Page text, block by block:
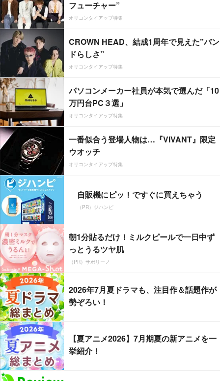
フューチャー”
オリコンタイアップ特集
CROWN HEAD、結成1周年で見えた”バン
ドらしさ”
オリコンタイアップ特集
パソコンメーカー社員が本気で選んだ「10
万円台PC３選」
オリコンタイアップ特集
一番似合う登場人物は…『VIVANT』限定
ウオッチ
オリコンタイアップ特集
自販機にピッ！ですぐに買えちゃう
（PR）ジハンピ
朝1分貼るだけ！ミルクピールで一日中ず
っとうるツヤ肌
（PR）サボリーノ
2026年7月夏ドラマも、注目作＆話題作が
勢ぞろい！
【夏アニメ2026】7月期夏の新アニメを一
挙紹介！